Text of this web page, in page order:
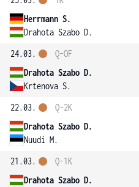
Herrmann S.
Drahota Szabo D.
24.03.
Drahota Szabo D.
Krtenova S.
Q-OF
22.03.
Drahota Szabo D.
Nuudi M.
Q-2K
21.03.
Drahota Szabo D.
Q-1K